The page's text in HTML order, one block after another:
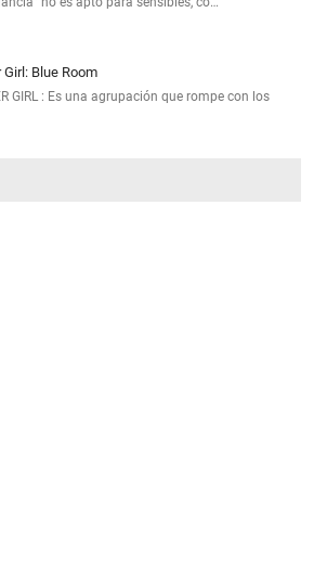
Girl: Blue Room
GIRL : Es una agrupación que rompe con los